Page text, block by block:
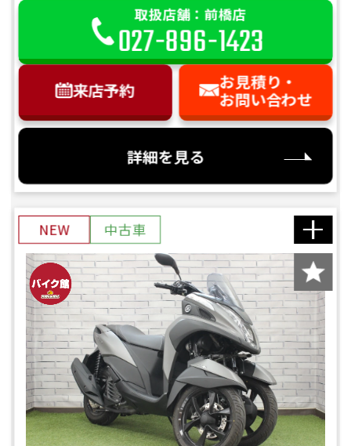
バイク館ではお乗り出しまでに必要
な概算のお支払総額を表示しており
ます。
「お問い合わせ・来店予約」ボタンより
取扱店舗：前橋店
027-896-1423
来店予約
お見積り・
お問い合わせ
詳細を見る
NEW 中古車